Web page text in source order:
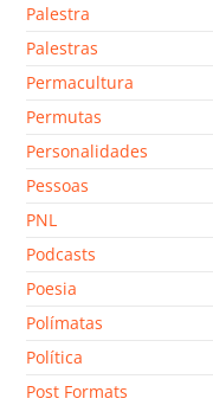
Palestra
Palestras
Permacultura
Permutas
Personalidades
Pessoas
PNL
Podcasts
Poesia
Polímatas
Política
Post Formats